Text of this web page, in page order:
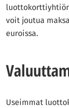
voit joutua
euroissa.
Useimmat